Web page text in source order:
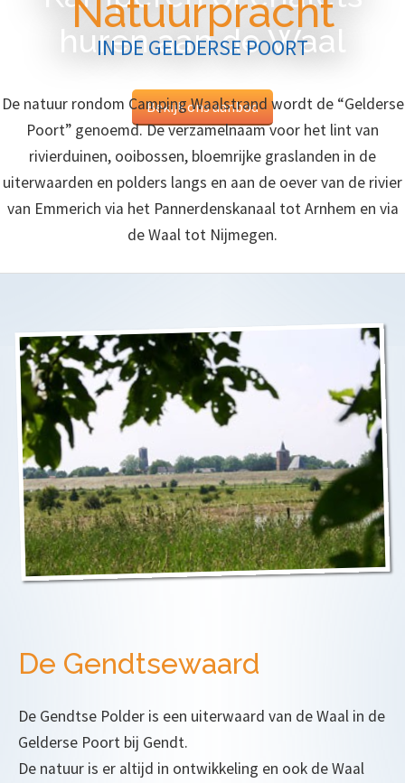
huren aan de Waal
Bekijk ons aanbod
Natuurpracht
IN DE GELDERSE POORT
De natuur rondom Camping Waalstrand wordt de “Gelderse
Poort” genoemd. De verzamelnaam voor het lint van
rivierduinen, ooibossen, bloemrijke graslanden in de
uiterwaarden en polders langs en aan de oever van de rivier
van Emmerich via het Pannerdenskanaal tot Arnhem en via
de Waal tot Nijmegen.
De Gendtsewaard
De Gendtse Polder is een uiterwaard van de Waal in de
Gelderse Poort bij Gendt.
De natuur is er altijd in ontwikkeling en ook de Waal